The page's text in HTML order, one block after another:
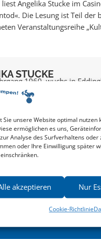
Sie unsere Website optimal nutzen
ermöglichen es uns,
Analyse des Surfverhaltens
oder Ihre Einwilligung später
akzeptieren Nur
Cookie-Richtlinie
Angelika Stucke im
Die Lesung ist Teil
Veranstaltungsreihe
STUCKE
1960, wuchs in
studierte Sozialarbeit und
Stucke